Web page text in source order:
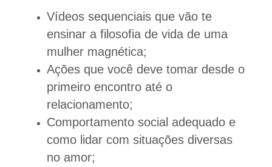
Vídeos sequenciais que vão te
ensinar a filosofia de vida de uma
mulher magnética;
Ações que você deve tomar desde o
primeiro encontro até o
relacionamento;
Comportamento social adequado e
como lidar com situações diversas
no amor;